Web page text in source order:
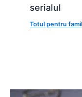
serialul
Totul pentru